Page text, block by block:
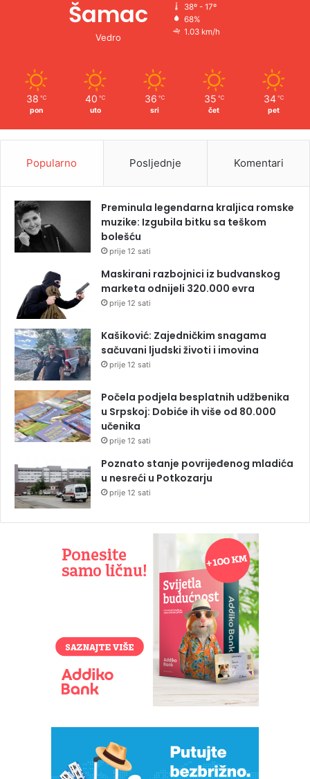
Šamac
Vedro
38º - 17º
68%
1.03 km/h
38 ℃
pon
40 ℃
uto
36 ℃
sri
35 ℃
čet
34 ℃
pet
Popularno Posljednje Komentari
Preminula legendarna kraljica romske
muzike: Izgubila bitku sa teškom
bolešću
prije 12 sati
Maskirani razbojnici iz budvanskog
marketa odnijeli 320.000 evra
prije 12 sati
Kašiković: Zajedničkim snagama
sačuvani ljudski životi i imovina
prije 12 sati
Počela podjela besplatnih udžbenika
u Srpskoj: Dobiće ih više od 80.000
učenika
prije 12 sati
Poznato stanje povrijeđenog mladića
u nesreći u Potkozarju
prije 12 sati